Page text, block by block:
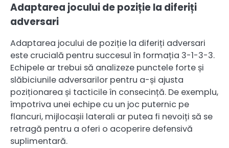
Adaptarea jocului de poziție la diferiți
adversari
Adaptarea jocului de poziție la diferiți adversari
este crucială pentru succesul în formația 3-1-3-3.
Echipele ar trebui să analizeze punctele forte și
slăbiciunile adversarilor pentru a-și ajusta
poziționarea și tacticile în consecință. De exemplu,
împotriva unei echipe cu un joc puternic pe
flancuri, mijlocașii laterali ar putea fi nevoiți să se
retragă pentru a oferi o acoperire defensivă
suplimentară.